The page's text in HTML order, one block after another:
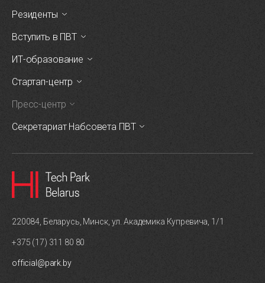
Резиденты
Вступить в ПВТ
ИТ-образование
Стартап-центр
Пресс-центр
Секретариат Набсовета ПВТ
220084, Беларусь, Минск, ул. Академика Купревича, 1/1
+375 (17) 311 80 80
official@park.by